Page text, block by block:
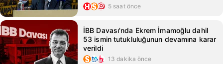
5 saat önce
İBB Davası'nda Ekrem İmamoğlu dahil
53 ismin tutukluluğunun devamına karar
verildi
13 dakika önce